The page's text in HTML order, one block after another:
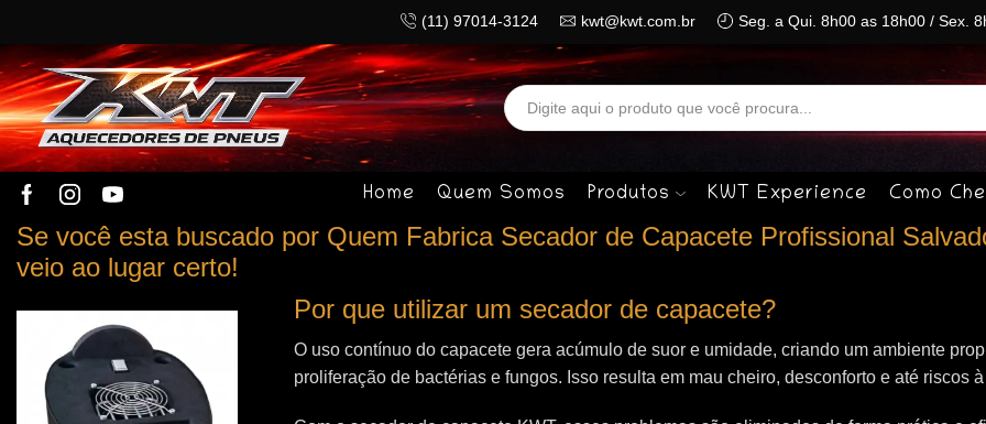
(11) 97014-3124 kwt@kwt.com.br Seg. a Qui. 8h00 as 18h00 / Sex.
Search
input
Home Quem Somos Produtos KWT Experience Como
Se você esta buscado por Quem Fabrica Secador de Capacete Profissional
veio ao lugar certo!
Por que utilizar um secador de capacete?
O uso contínuo do capacete gera acúmulo de suor e umidade, criando um ambiente
proliferação de bactérias e fungos. Isso resulta em mau cheiro, desconforto e até riscos